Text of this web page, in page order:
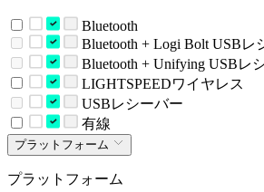
Bluetooth
Bluetooth + Logi Bolt USBレ
Bluetooth + Unifying USBレ
LIGHTSPEEDワイヤレス
USBレシーバー
有線
プラットフォーム
プラットフォーム